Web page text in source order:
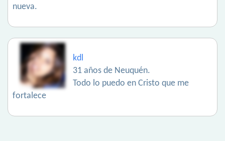
nueva.
kdl
31 años de Neuquén.
Todo lo puedo en Cristo que me
fortalece